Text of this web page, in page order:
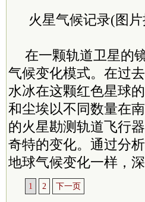
火星气候记录(图
在一颗轨道卫星的
气候变化模式。在过
水冰在这颗红色星球
和尘埃以不同数量在
的火星勘测轨道飞行
奇特的变化。通过分
地球气候变化一样，
1 2 下一页